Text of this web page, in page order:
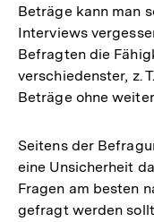
Beträge kann man
Interviews
Befragten die
verschiedenster, z.
Beträge ohne
Seitens der
eine Unsicherheit
Fragen am besten
gefragt werden